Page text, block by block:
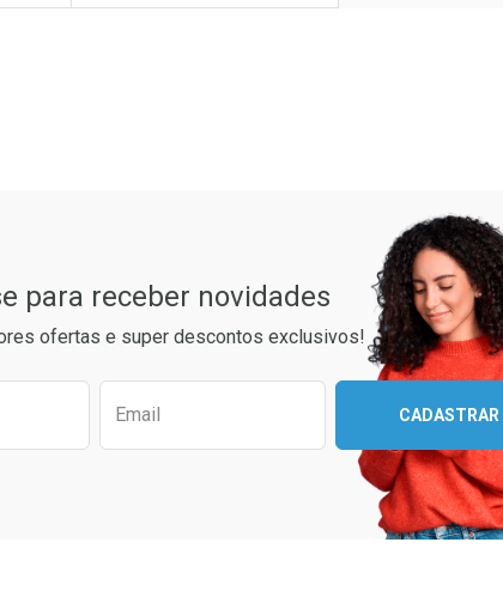
para receber novidades
ofertas e super descontos exclusivos!
formulário abaixo para receber as
Email CADASTRAR